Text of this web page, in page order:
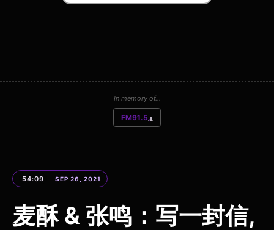
In memory of...
FM91.5
54:09 SEP 26, 2021
麦酥 & 张鸣：写一封信,